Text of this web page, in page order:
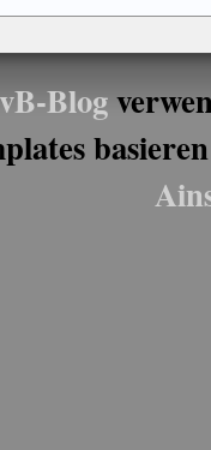
Blog